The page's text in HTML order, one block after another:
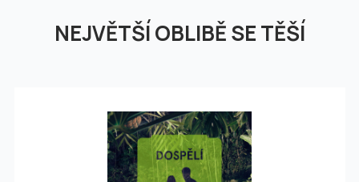
NEJVĚTŠÍ OBLIBĚ SE TĚŠÍ